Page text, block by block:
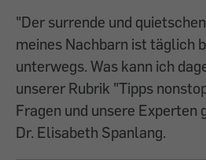
"Der surrende und
meines Nachbarn ist täglich
unterwegs. Was kann ich
unserer Rubrik "Tipps
Fragen und unsere Experten
Dr. Elisabeth Spanlang.